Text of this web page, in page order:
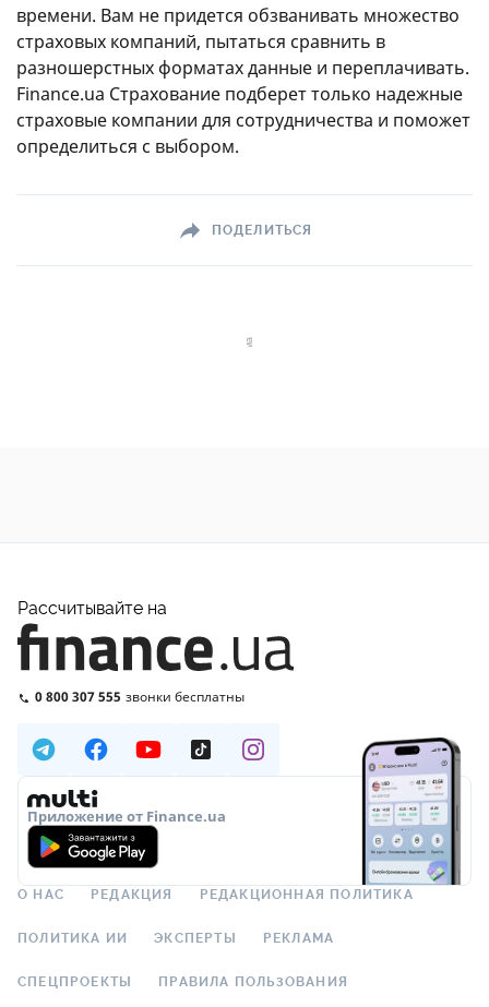
времени. Вам не придется обзванивать множество
страховых компаний, пытаться сравнить в
разношерстных форматах данные и переплачивать.
Finance.ua Страхование подберет только надежные
страховые компании для сотрудничества и поможет
определиться с выбором.
ПОДЕЛИТЬСЯ
Рассчитывайте на
0 800 307 555 звонки бесплатны
Приложение от Finance.ua
О НАС РЕДАКЦИЯ РЕДАКЦИОННАЯ ПОЛИТИКА
ПОЛИТИКА ИИ ЭКСПЕРТЫ РЕКЛАМА
СПЕЦПРОЕКТЫ ПРАВИЛА ПОЛЬЗОВАНИЯ